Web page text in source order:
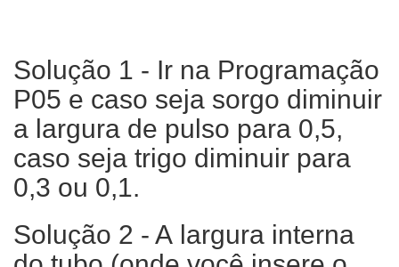
Solução 1 - Ir na Programação
P05 e caso seja sorgo diminuir
a largura de pulso para 0,5,
caso seja trigo diminuir para
0,3 ou 0,1.
Solução 2 - A largura interna